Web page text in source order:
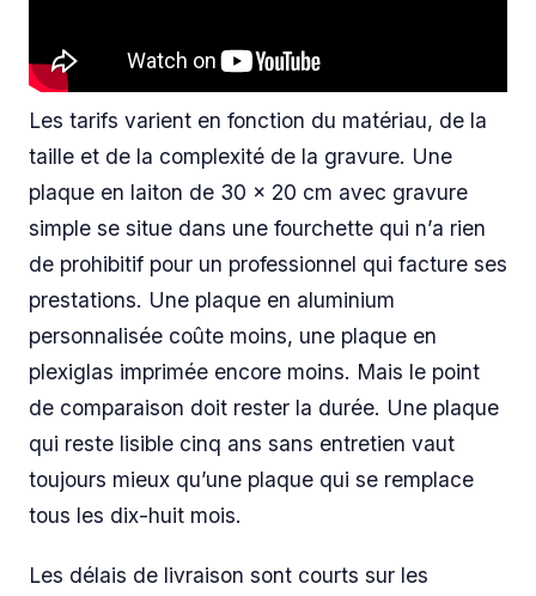
Les tarifs varient en fonction du matériau, de la
taille et de la complexité de la gravure. Une
plaque en laiton de 30 x 20 cm avec gravure
simple se situe dans une fourchette qui n’a rien
de prohibitif pour un professionnel qui facture ses
prestations. Une plaque en aluminium
personnalisée coûte moins, une plaque en
plexiglas imprimée encore moins. Mais le point
de comparaison doit rester la durée. Une plaque
qui reste lisible cinq ans sans entretien vaut
toujours mieux qu’une plaque qui se remplace
tous les dix-huit mois.
Les délais de livraison sont courts sur les